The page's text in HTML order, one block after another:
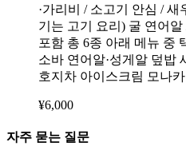
·가리비 / 소고기 안심 /
기는 고기 요리) 굴 연어알
포함 총 6종 아래 메뉴 중
소바 연어알·성게알 덮밥
호지차 아이스크림 모나카
¥6,000
자주 묻는 질문